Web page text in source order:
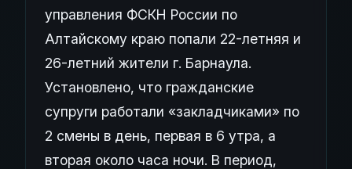
управления ФСКН России по
Алтайскому краю попали 22-летняя и
26-летний жители г. Барнаула.
Установлено, что гражданские
супруги работали «закладчиками» по
2 смены в день, первая в 6 утра, а
вторая около часа ночи. В период,